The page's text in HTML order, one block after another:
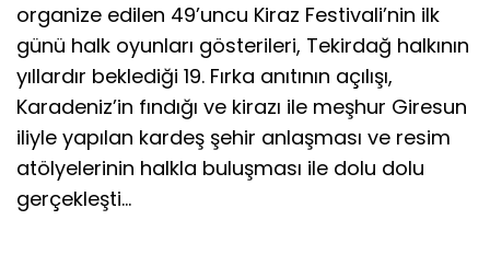
organize edilen 49’uncu Kiraz Festivali’nin ilk
günü halk oyunları gösterileri, Tekirdağ halkının
yıllardır beklediği 19. Fırka anıtının açılışı,
Karadeniz’in fındığı ve kirazı ile meşhur Giresun
iliyle yapılan kardeş şehir anlaşması ve resim
atölyelerinin halkla buluşması ile dolu dolu
gerçekleşti…